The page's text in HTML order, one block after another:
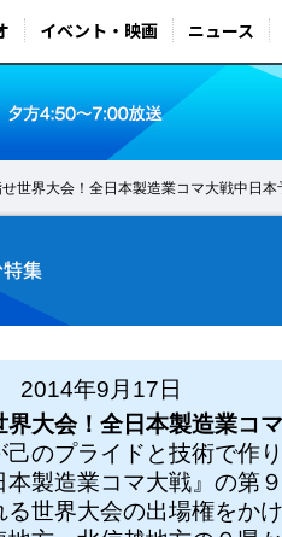
イベント・映画 ニュース
せ世界大会！全日本製造業コマ大戦中日本
2014年9月17日
界大会！全日本製造業コ
己のプライドと技術で作
本製造業コマ大戦』の第
る世界大会の出場権をか